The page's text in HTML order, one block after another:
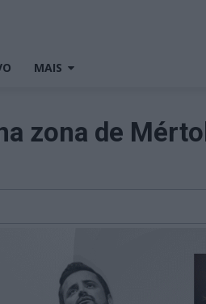
MAIS
zona de